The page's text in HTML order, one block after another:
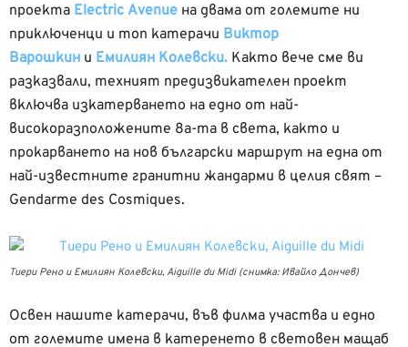
проекта Electric Avenue на двама от големите ни
приключенци и топ катерачи Виктор
Варошкин и Емилиян Колевски. Както вече сме ви
разказвали, техният предизвикателен проект
включва изкатерването на едно от най-
високоразположените 8а-та в света, както и
прокарването на нов български маршрут на една от
най-известните гранитни жандарми в целия свят –
Gendarme des Cosmiques.
Тиери Рено и Емилиян Колевски, Aiguille du Midi (снимка: Ивайло Дончев)
Освен нашите катерачи, във филма участва и едно
от големите имена в катеренето в световен мащаб